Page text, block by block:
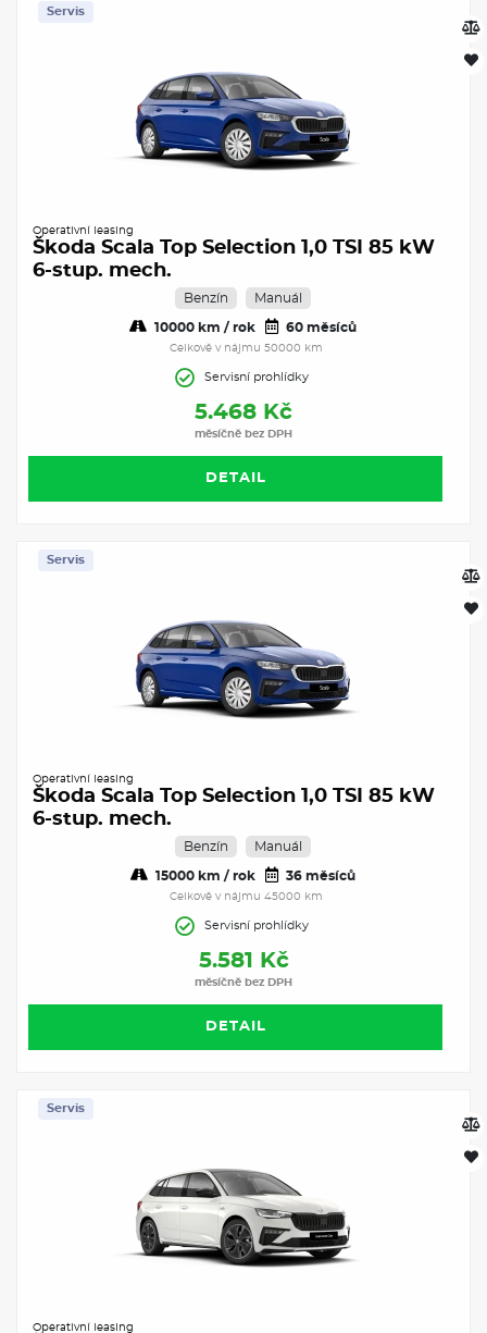
Servis
Operativní leasing
Škoda Scala Top Selection 1,0 TSI 85 kW
6-stup. mech.
Benzín Manuál
10000 km / rok 60 měsíců
Celkově v nájmu 50000 km
Servisní prohlídky
5.468 Kč
měsíčně bez DPH
DETAIL
Servis
Operativní leasing
Škoda Scala Top Selection 1,0 TSI 85 kW
6-stup. mech.
Benzín Manuál
15000 km / rok 36 měsíců
Celkově v nájmu 45000 km
Servisní prohlídky
5.581 Kč
měsíčně bez DPH
DETAIL
Servis
Operativní leasing